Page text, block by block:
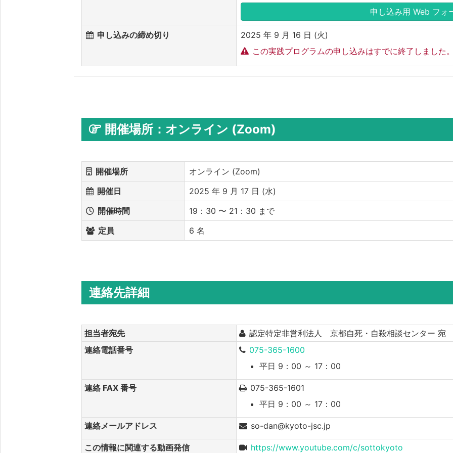
申し込み用 Web フォ
申し込みの締め切り
2025 年 9 月 16 日 (火)
この実践プログラムの申し込みはすでに終了しました
開催場所：オンライン (Zoom)
開催場所
オンライン (Zoom)
開催日
2025 年 9 月 17 日 (水)
開催時間
19：30 〜 21：30 まで
定員
6 名
連絡先詳細
担当者宛先
認定特定非営利法人 京都自死・自殺相談センター 宛
連絡電話番号
075-365-1600
平日 9：00 ～ 17：00
連絡 FAX 番号
075-365-1601
平日 9：00 ～ 17：00
連絡メールアドレス so-dan@kyoto-jsc.jp
この情報に関連する動画発信 https://www.youtube.com/c/sottokyoto